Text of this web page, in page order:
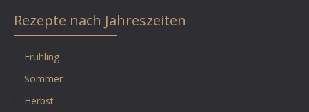
Rezepte nach Jahreszeiten
Frühling
Sommer
Herbst